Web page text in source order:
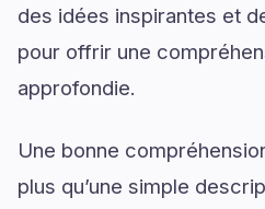
des idées inspirantes et
pour offrir une
approfondie.
Une bonne
plus qu’une simple